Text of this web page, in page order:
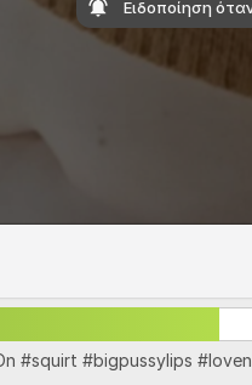
Ειδοποίηση
#squirt #bigpussylips #